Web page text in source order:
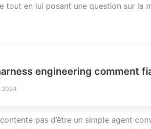
tout en lui posant une question sur la
2024
pas d’être un simple agent